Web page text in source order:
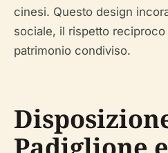
cinesi. Questo design
sociale, il rispetto
patrimonio condiviso.